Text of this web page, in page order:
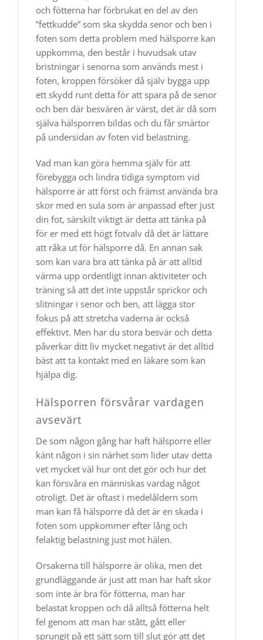
och fötterna har förbrukat en del av den
”fettkudde” som ska skydda senor och ben i
foten som detta problem med hälsporre kan
uppkomma, den består i huvudsak utav
bristningar i senorna som används mest i
foten, kroppen försöker då själv bygga upp
ett skydd runt detta för att spara på de senor
och ben där besvären är värst, det är då som
själva hälsporren bildas och du får smärtor
på undersidan av foten vid belastning.
Vad man kan göra hemma själv för att
förebygga och lindra tidiga symptom vid
hälsporre är att först och främst använda bra
skor med en sula som är anpassad efter just
din fot, särskilt viktigt är detta att tänka på
för er med ett högt fotvalv då det är lättare
att råka ut för hälsporre då. En annan sak
som kan vara bra att tänka på är att alltid
värma upp ordentligt innan aktiviteter och
träning så att det inte uppstår sprickor och
slitningar i senor och ben, att lägga stor
fokus på att stretcha vaderna är också
effektivt. Men har du stora besvär och detta
påverkar ditt liv mycket negativt är det alltid
bäst att ta kontakt med en läkare som kan
hjälpa dig.
Hälsporren försvårar vardagen
avsevärt
De som någon gång har haft hälsporre eller
känt någon i sin närhet som lider utav detta
vet mycket väl hur ont det gör och hur det
kan försvåra en människas vardag något
otroligt. Det är oftast i medelåldern som
man kan få hälsporre då det är en skada i
foten som uppkommer efter lång och
felaktig belastning just mot hälen.
Orsakerna till hälsporre är olika, men det
grundläggande är just att man har haft skor
som inte är bra för fötterna, man har
belastat kroppen och då alltså fötterna helt
fel genom att man har stått, gått eller
sprungit på ett sätt som till slut gör att det